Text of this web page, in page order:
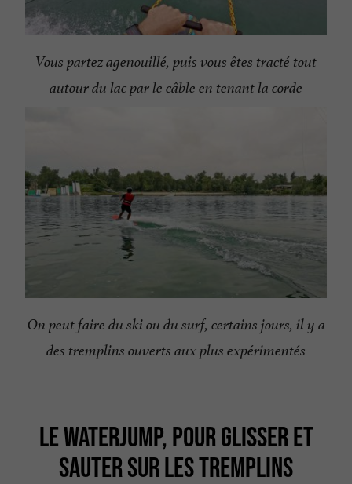
Vous partez agenouillé, puis vous êtes tracté tout
autour du lac par le câble en tenant la corde
On peut faire du ski ou du surf, certains jours, il y a
des tremplins ouverts aux plus expérimentés
LE WATERJUMP, POUR GLISSER ET
SAUTER SUR LES TREMPLINS